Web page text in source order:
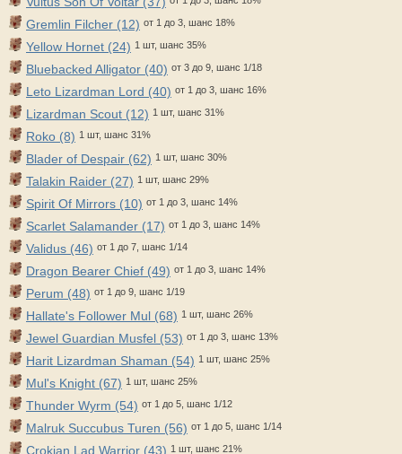
Gremlin Filcher (12) от 1 до 3, шанс 18%
Yellow Hornet (24) 1 шт, шанс 35%
Bluebacked Alligator (40) от 3 до 9, шанс 1/18
Leto Lizardman Lord (40) от 1 до 3, шанс 16%
Lizardman Scout (12) 1 шт, шанс 31%
Roko (8) 1 шт, шанс 31%
Blader of Despair (62) 1 шт, шанс 30%
Talakin Raider (27) 1 шт, шанс 29%
Spirit Of Mirrors (10) от 1 до 3, шанс 14%
Scarlet Salamander (17) от 1 до 3, шанс 14%
Validus (46) от 1 до 7, шанс 1/14
Dragon Bearer Chief (49) от 1 до 3, шанс 14%
Perum (48) от 1 до 9, шанс 1/19
Hallate's Follower Mul (68) 1 шт, шанс 26%
Jewel Guardian Musfel (53) от 1 до 3, шанс 13%
Harit Lizardman Shaman (54) 1 шт, шанс 25%
Mul's Knight (67) 1 шт, шанс 25%
Thunder Wyrm (54) от 1 до 5, шанс 1/12
Malruk Succubus Turen (56) от 1 до 5, шанс 1/14
Crokian Lad Warrior (43) 1 шт, шанс 21%